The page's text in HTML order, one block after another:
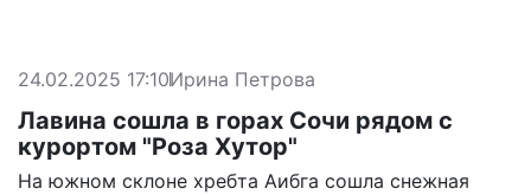
24.02.2025 17:10Ирина Петрова
Лавина сошла в горах Сочи рядом с
курортом "Роза Хутор"
На южном склоне хребта Аибга сошла снежная